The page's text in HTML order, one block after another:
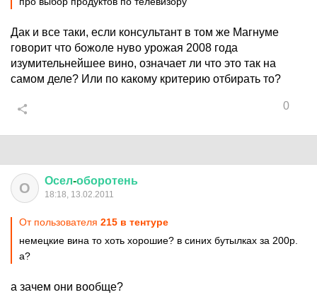
Дак и все таки, если консультант в том же Магнуме
говорит что божоле нуво урожая 2008 года
изумительнейшее вино, означает ли что это так на
самом деле? Или по какому критерию отбирать то?
0
О Осел-оборотень
18:18, 13.02.2011
От пользователя 215 в тентуре
немецкие вина то хоть хорошие? в синих бутылках за 200р.
а?
а зачем они вообще?